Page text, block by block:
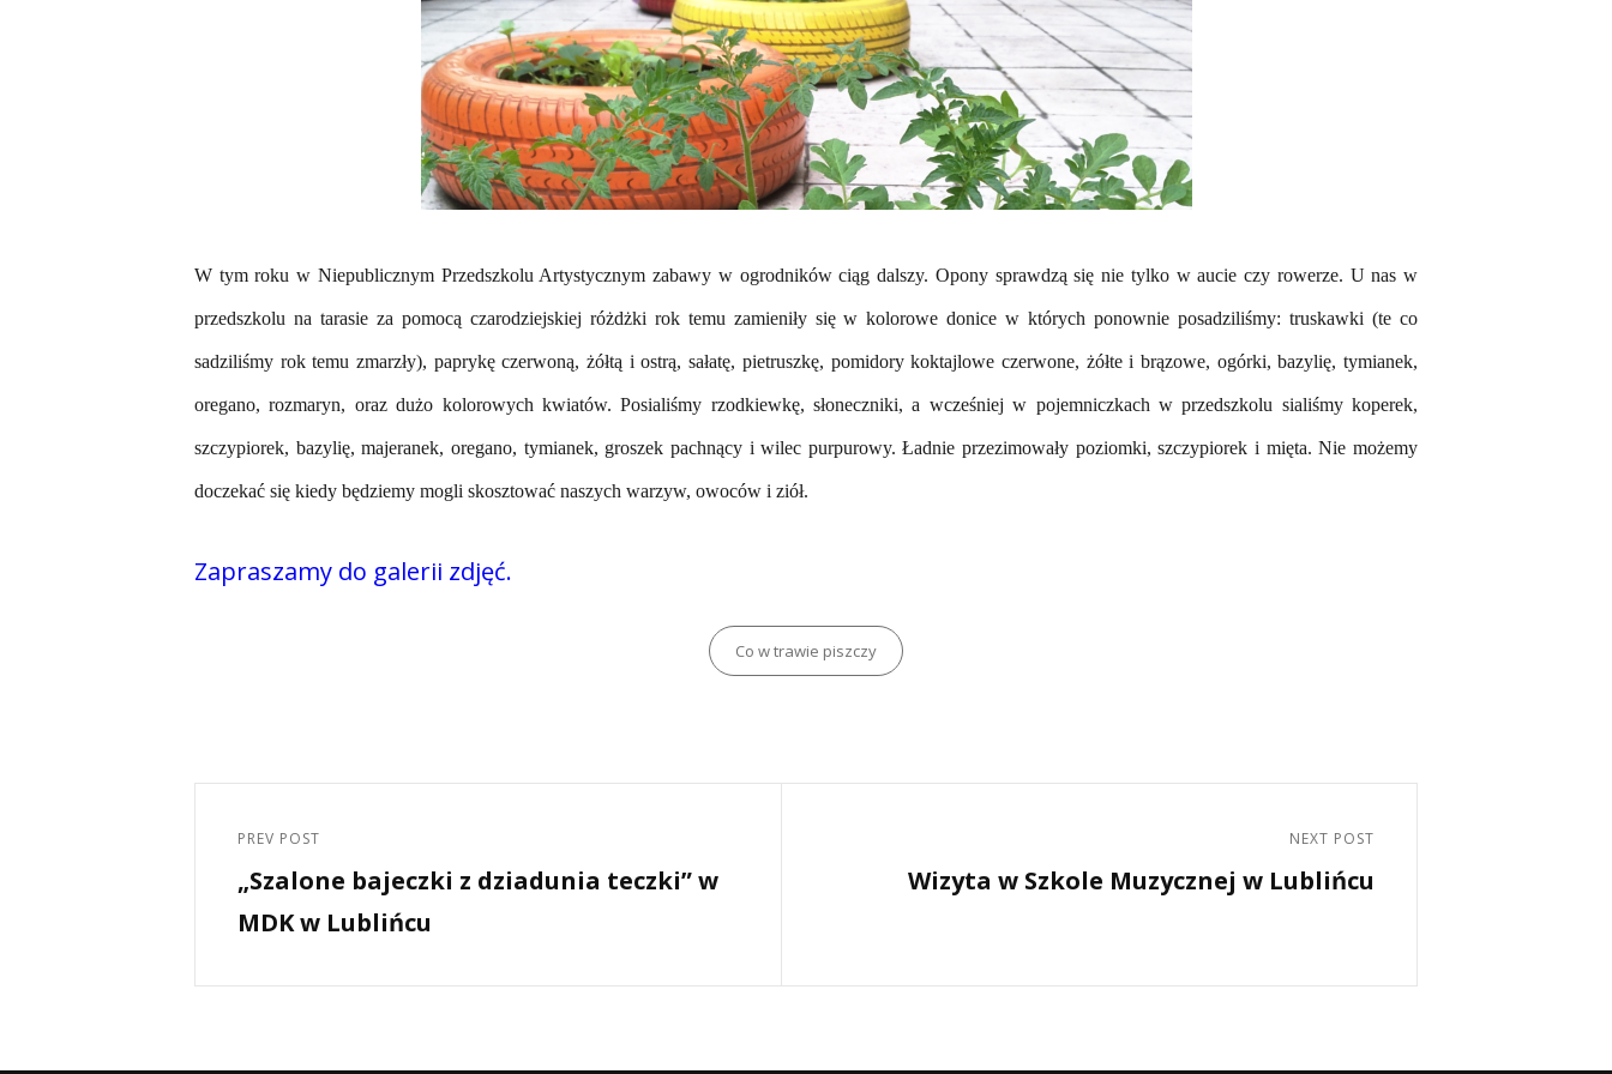
W tym roku w Niepublicznym Przedszkolu Artystycznym zabawy w ogrodników ciąg dalszy. Opony sprawdzą się nie tylko w aucie czy rowerze. U nas w
przedszkolu na tarasie za pomocą czarodziejskiej różdżki rok temu zamieniły się w kolorowe donice w którychponownieposadziliśmy: truskawki (te co
sadziliśmy rok temu zmarzły), paprykę czerwoną, żółtą i ostrą,sałatę, pietruszkę, pomidory koktajlowe czerwone, żółte i brązowe, ogórki, bazylię, tymianek,
oregano,rozmaryn, oraz dużo kolorowych kwiatów. Posialiśmy rzodkiewkę, słoneczniki,a wcześniej w pojemniczkach w przedszkolu sialiśmy koperek,
szczypiorek, bazylię, majeranek, oregano, tymianek, groszek pachnący i wilec purpurowy. Ładnie przezimowały poziomki, szczypiorek i mięta.Nie możemy
doczekać się kiedy będziemy mogli skosztować naszych warzyw, owoców i ziół.
Zapraszamy do galerii zdjęć.
Categories
Co w trawie piszczy
wpisu
Previous
Post
PREV POST
„Szalone bajeczki z dziadunia teczki” w
MDK w Lublińcu
Post
NEXT POST
Wizyta w Szkole Muzycznej w Lublińcu